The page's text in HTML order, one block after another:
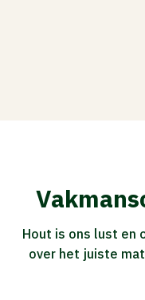
Hout is ons lust en
over het juiste